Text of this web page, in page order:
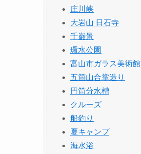
庄川峡
大岩山 日石寺
千巌景
環水公園
富山市ガラス美術館
五箇山合掌造り
円筒分水槽
クルーズ
船釣り
夏キャンプ
海水浴